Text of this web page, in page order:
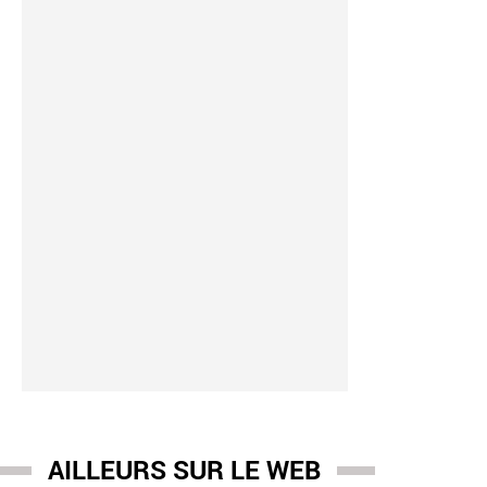
-05/08 09:16AILLEURS SUR LE WEB